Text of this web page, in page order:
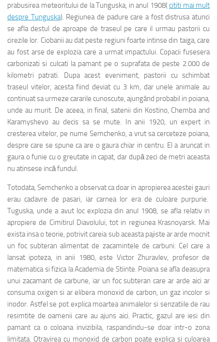
prabusirea meteoritului de la Tunguska, in anul 1908( cititi mai mult
despre Tunguska). Regiunea de padure care a fost distrusa atunci
se afla destul de aproape de traseul pe care il urmau pastorii cu
cirezile lor. Ciobanii au dat peste regiuni foarte intinse din taiga, care
au fost arse de explozia care a urmat impactului. Copacii fusesera
carbonizati si culcati la pamant pe o suprafata de peste 2.000 de
kilometri patrati. Dupa acest eveniment, pastorii cu schimbat
traseul vitelor, acesta fiind deviat cu 3 km, dar unele animale au
continuat sa urmeze cararile cunoscute, ajungând probabil in poiana,
unde au murit. De aceea, in final, satenii din Kostino, Chemba and
Karamyshevo au decis sa se mute. In anii 1920, un expert in
cresterea vitelor, pe nume Semchenko, a vrut sa cerceteze poiana,
despre care se spune ca are o gaura chiar in centru. El a aruncat in
gaura o funie cu o greutate in capat, dar după zeci de metri aceasta
nu atinsese incă fundul.
Totodata, Semchenko a observat ca doar in apropierea acestei gauri
erau cadavre de pasari, iar carnea lor era de culoare purpurie.
Tuguska, unde a avut loc explozia din anul 1908, se afla relativ in
apropiere de Cimitirul Diavolului, tot in regiunea Krasnoyarsk. Mai
exista insa o teorie, potrivit careia sub aceasta pajiste ar arde mocnit
un foc subteran alimentat de zacamintele de carbuni. Cel care a
lansat ipoteza, in anii 1980, este Victor Zhuravlev, profesor de
matematica si fizica la Academia de Stiinte. Poiana se afla deasupra
unui zacamant de carbune, iar un foc subteran care ar arde aici ar
consuma oxigen si ar elibera monoxid de carbon, un gaz incolor si
inodor. Astfel se pot explica moartea animalelor si senzatiile de rau
resimtite de oamenii care au ajuns aici. Practic, gazul are iesi din
pamant ca o coloana invizibila, raspandindu-se doar intr-o zona
limitata. Otravirea cu monoxid de carbon poate explica si culoarea